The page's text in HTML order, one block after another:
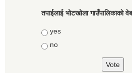
तपाईलाई भोटखोला गाउँपालिकाकाे
Choices
yes
no